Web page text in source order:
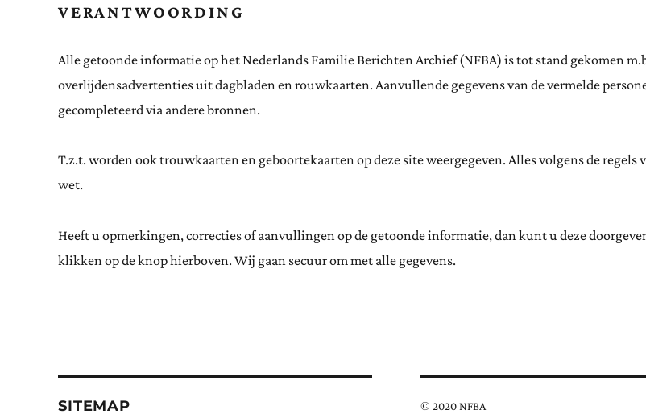
VERANTWOORDING
Alle getoonde informatie op het Nederlands Familie Berichten Archief (NFBA) is tot stand gekomen
overlijdensadvertenties uit dagbladen en rouwkaarten. Aanvullende gegevens van de vermelde
gecompleteerd via andere bronnen.
T.z.t. worden ook trouwkaarten en geboortekaarten op deze site weergegeven. Alles volgens de regels
wet.
Heeft u opmerkingen, correcties of aanvullingen op de getoonde informatie, dan kunt u deze
klikken op de knop hierboven. Wij gaan secuur om met alle gegevens.
SITEMAP © 2020 NFBA